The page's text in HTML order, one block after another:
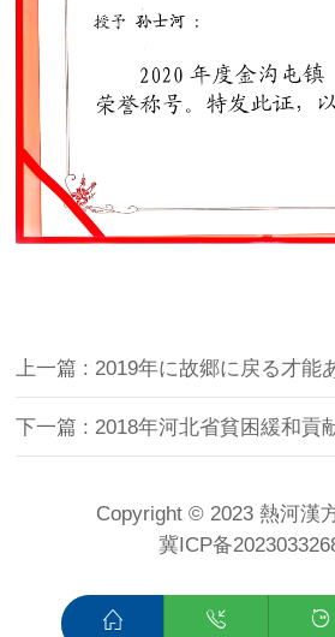
上一篇 : 2019年に故郷に戻る才能
下一篇 : 2018年河北省貧困緩和貢
Copyright © 2023 熱河漢
冀ICP备
  